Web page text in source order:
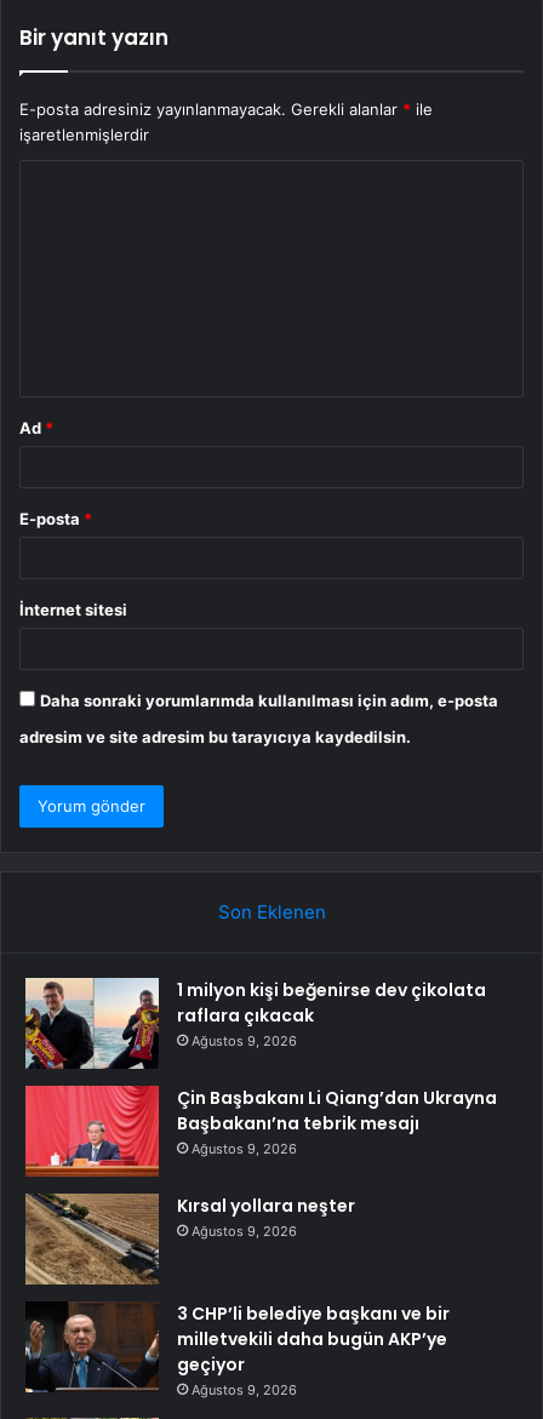
Bir yanıt yazın
E-posta adresiniz yayınlanmayacak. Gerekli alanlar * ile
işaretlenmişlerdir
Ad *
E-posta *
İnternet sitesi
Daha sonraki yorumlarımda kullanılması için adım, e-posta
adresim ve site adresim bu tarayıcıya kaydedilsin.
Son Eklenen
1 milyon kişi beğenirse dev çikolata
raflara çıkacak
Ağustos 9, 2026
Çin Başbakanı Li Qiang’dan Ukrayna
Başbakanı’na tebrik mesajı
Ağustos 9, 2026
Kırsal yollara neşter
Ağustos 9, 2026
3 CHP’li belediye başkanı ve bir
milletvekili daha bugün AKP’ye
geçiyor
Ağustos 9, 2026